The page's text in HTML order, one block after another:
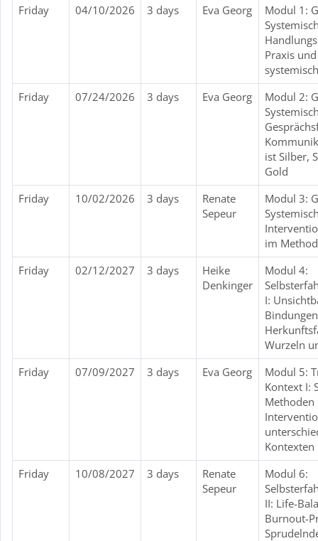
Friday
04/10/2026 3 days Eva Georg
Modul 1:
Praxis
Friday
07/24/2026 3 days Eva Georg
Modul 2:
ist Silber,
Gold
Friday
10/02/2026 3 days
Renate
Sepeur
Modul 3:
im
Friday
02/12/2027 3 days
Heike
Denkinger
Modul 4:
I:
Wurzeln
Friday
07/09/2027 3 days Eva Georg
Modul 5:
Kontext I:
Methoden
Kontexten
Friday
10/08/2027 3 days
Renate
Sepeur
Modul 6:
II: Life-
Burnout-